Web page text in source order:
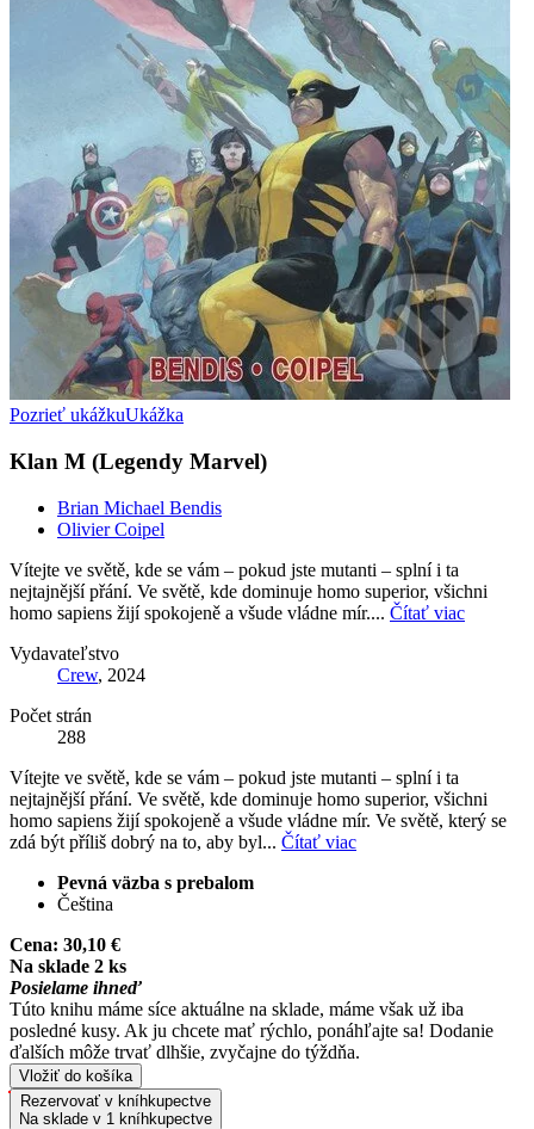
Pozrieť ukážkuUkážka
Klan M (Legendy Marvel)
Brian Michael Bendis
Olivier Coipel
Vítejte ve světě, kde se vám – pokud jste mutanti – splní i ta
nejtajnější přání. Ve světě, kde dominuje homo superior, všichni
homo sapiens žijí spokojeně a všude vládne mír.... Čítať viac
Vydavateľstvo
Crew, 2024
Počet strán
288
Vítejte ve světě, kde se vám – pokud jste mutanti – splní i ta
nejtajnější přání. Ve světě, kde dominuje homo superior, všichni
homo sapiens žijí spokojeně a všude vládne mír. Ve světě, který se
zdá být příliš dobrý na to, aby byl... Čítať viac
Pevná väzba s prebalom
Čeština
Cena: 30,10 €
Na sklade 2 ks
Posielame ihneď
Túto knihu máme síce aktuálne na sklade, máme však už iba
posledné kusy. Ak ju chcete mať rýchlo, ponáhľajte sa! Dodanie
ďalších môže trvať dlhšie, zvyčajne do týždňa.
Vložiť do košíka
Rezervovať v kníhkupectve
Na sklade v 1 kníhkupectve